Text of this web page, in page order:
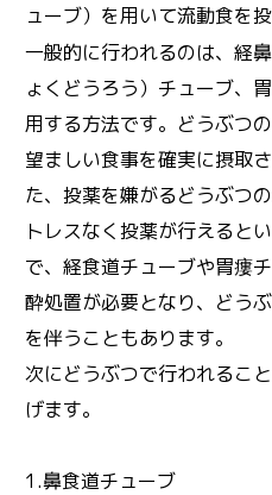
ューブ）を用いて流動食を
一般的に行われるのは、経
ょくどうろう）チューブ、
用する方法です。どうぶつ
望ましい食事を確実に摂取
た、投薬を嫌がるどうぶつ
トレスなく投薬が行えると
で、経食道チューブや胃瘻
酔処置が必要となり、どう
を伴うこともあります。
次にどうぶつで行われるこ
げます。
1.鼻食道チューブ